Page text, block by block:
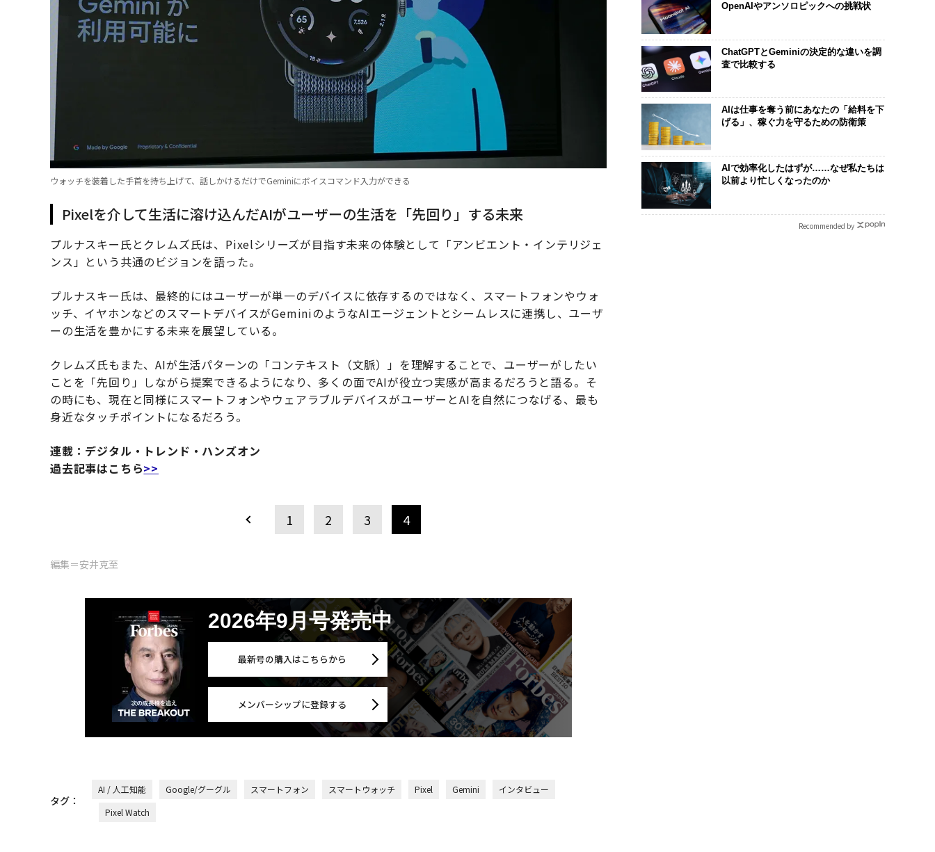
ウォッチを装着した手首を持ち上げて、話しかけるだけでGeminiにボイスコマンド入力ができる
Pixelを介して生活に溶け込んだAIがユーザーの生活を「先回り」する未来
プルナスキー氏とクレムズ氏は、Pixelシリーズが目指す未来の体験として「アンビエント・インテリジェ
ンス」という共通のビジョンを語った。
プルナスキー氏は、最終的にはユーザーが単一のデバイスに依存するのではなく、スマートフォンやウォ
ッチ、イヤホンなどのスマートデバイスがGeminiのようなAIエージェントとシームレスに連携し、ユーザ
ーの生活を豊かにする未来を展望している。
クレムズ氏もまた、AIが生活パターンの「コンテキスト（文脈）」を理解することで、ユーザーがしたい
ことを「先回り」しながら提案できるようになり、多くの面でAIが役立つ実感が高まるだろうと語る。そ
の時にも、現在と同様にスマートフォンやウェアラブルデバイスがユーザーとAIを自然につなげる、最も
身近なタッチポイントになるだろう。
連載：デジタル・トレンド・ハンズオン
過去記事はこちら>>
1 2 3 4
編集＝安井克至
2026年9月号発売中
最新号の購入はこちらから
メンバーシップに登録する
タグ：
AI / 人工知能 Google/グーグル スマートフォン スマートウォッチ Pixel Gemini
インタビュー
Pixel Watch
OpenAIやアンソロピックへの挑戦状
ChatGPTとGeminiの決定的な違いを調
査で比較する
AIは仕事を奪う前にあなたの「給料を下
げる」、稼ぐ力を守るための防衛策
AIで効率化したはずが……なぜ私たちは
以前より忙しくなったのか
Recommended by